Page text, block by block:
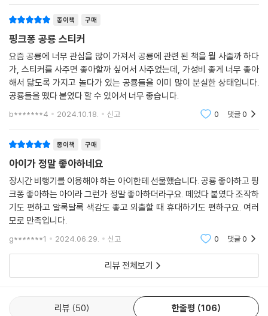
종이책 구매
핑크퐁 공룡 스티커
요즘 공룡에 너무 관심을 많이 가져서 공룡에 관련 된 책을 뭘 사줄까 하다
가, 스티커를 사주면 좋아할까 싶어서 사주었는데, 가성비 좋게 너무 좋아
해서 닳도록 가지고 놀다가 있는 공룡들을 이미 많이 분실한 상태입니다.
공룡들을 뗐다 붙였다 할 수 있어서 너무 좋습니다.
b*******4 2024.10.18. 신고 0 댓글0
종이책 구매
아이가 정말 좋아하네요
장시간 비행기를 이용해야 하는 아이한테 선물했습니다. 공룡 좋아하고 핑
크퐁 좋아하는 아이라 그런가 정말 좋아하더라구요. 떼었다 붙였다 조작하
기도 편하고 알록달록 색감도 좋고 외출할 때 휴대하기도 편하구요. 여러
모로 만족입니다.
g*******1 2024.06.29. 신고 0 댓글0
리뷰 전체보기
리뷰 50 한줄평 106